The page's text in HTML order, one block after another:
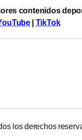
contenidos
TikTok
los derechos